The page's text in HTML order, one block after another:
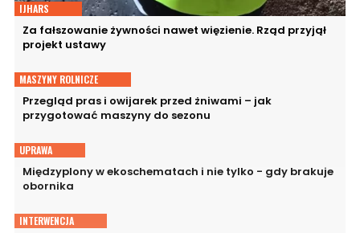
IJHARS
Za fałszowanie żywności nawet więzienie. Rząd przyjął
projekt ustawy
MASZYNY ROLNICZE
Przegląd pras i owijarek przed żniwami – jak
przygotować maszyny do sezonu
UPRAWA
Międzyplony w ekoschematach i nie tylko - gdy brakuje
obornika
INTERWENCJA